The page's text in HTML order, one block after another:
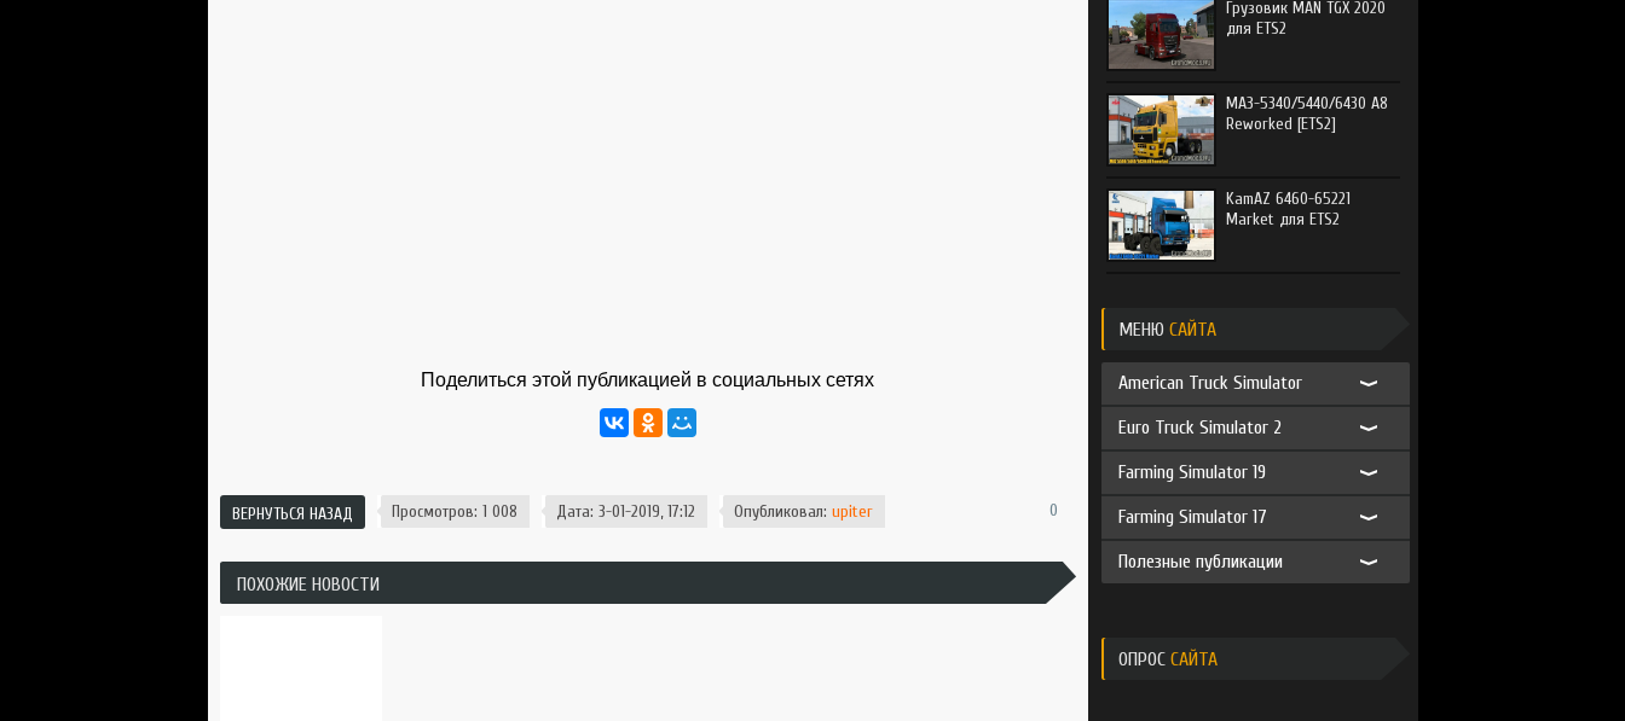
Поделиться этой публикацией в социальных сетях
ВЕРНУТЬСЯ НАЗАД Просмотров: 1 008 Дата: 3-01-2019, 17:12 Опубликовал: upiter 0
ПОХОЖИЕ НОВОСТИ
Грузовик MAN TGX 2020
для ETS2
МАЗ-5340/5440/6430 А8
Reworked [ETS2]
KamAZ 6460-65221
Market для ETS2
МЕНЮ САЙТА
American Truck Simulator
Euro Truck Simulator 2
Farming Simulator 19
Farming Simulator 17
Полезные публикации
ОПРОС САЙТА